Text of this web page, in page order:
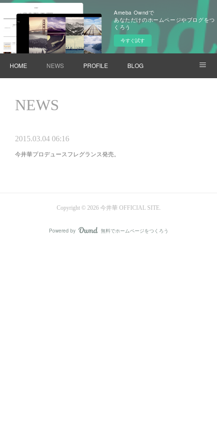
Ameba Owndで
あなただけのホームページやブログをつ
くろう
今すぐ試す
HOME NEWS PROFILE BLOG
NEWS
2015.03.04 06:16
今井華プロデュースフレグランス発売。
Copyright © 2026 今井華 OFFICIAL SITE.
Powered by AmebaOwnd
無料でホームページをつくろう